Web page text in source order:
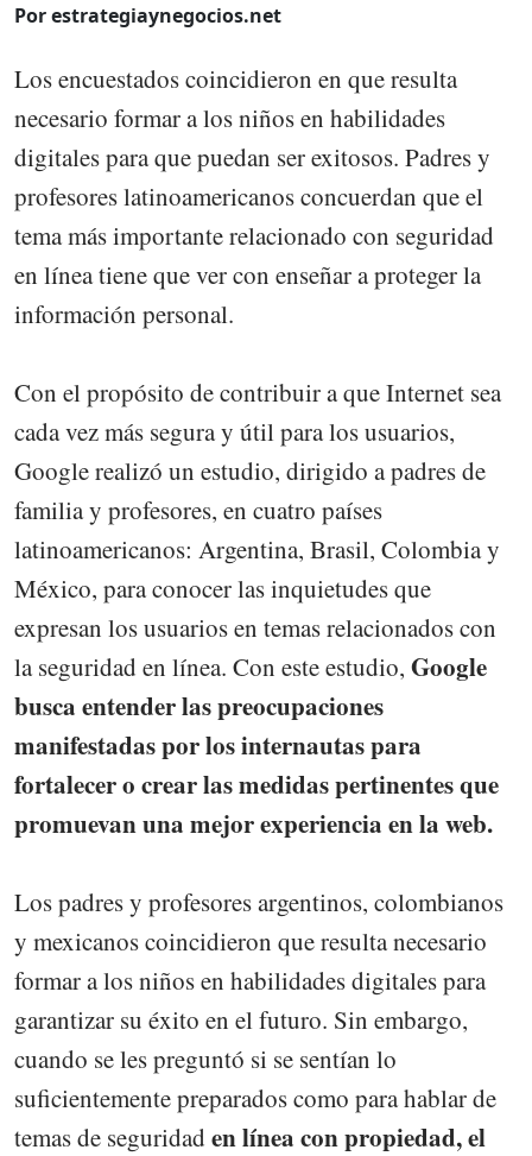
Por estrategiaynegocios.net
Los encuestados coincidieron en que resulta
necesario formar a los niños en habilidades
digitales para que puedan ser exitosos. Padres y
profesores latinoamericanos concuerdan que el
tema más importante relacionado con seguridad
en línea tiene que ver con enseñar a proteger la
información personal.
Con el propósito de contribuir a que Internet sea
cada vez más segura y útil para los usuarios,
Google realizó un estudio, dirigido a padres de
familia y profesores, en cuatro países
latinoamericanos: Argentina, Brasil, Colombia y
México, para conocer las inquietudes que
expresan los usuarios en temas relacionados con
la seguridad en línea. Con este estudio, Google
busca entender las preocupaciones
manifestadas por los internautas para
fortalecer o crear las medidas pertinentes que
promuevan una mejor experiencia en la web.
Los padres y profesores argentinos, colombianos
y mexicanos coincidieron que resulta necesario
formar a los niños en habilidades digitales para
garantizar su éxito en el futuro. Sin embargo,
cuando se les preguntó si se sentían lo
suficientemente preparados como para hablar de
temas de seguridad en línea con propiedad, el